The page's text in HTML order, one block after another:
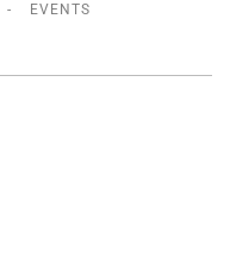
EVENTS